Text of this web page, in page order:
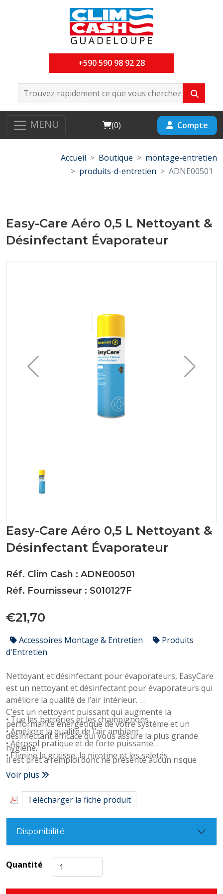
+590 590 98 92 28
MENU Cart
(0) Compte
Accueil Boutique
montage-entretien
produits-d-entretien
ADNE00501
Easy-Care Aéro 0,5 L Nettoyant &
Désinfectant Évaporateur
Easy-Care Aéro 0,5 L Nettoyant &
Désinfectant Évaporateur
Réf. Clim Cash : ADNE00501
Réf. Fournisseur : S010127F
€21,70
Accessoires Montage & Entretien
Produits
d'Entretien
Nettoyant et désinfectant pour évaporateurs, EasyCare
est un nettoyant et désinfectant pour évaporateurs qui
améliore la qualité de l’air intérieur.
C’est un nettoyant puissant qui augmente la
performance énergétique de votre système et un
désinfectant efficace qui vous assure la plus grande
hygiène.
Il est prêt à l’emploi donc ne présente aucun risque
d’erreur dans le dosage.
• Tue les bactéries et les champignons
• Améliore la qualité de l’air ambiant
• Aérosol pratique et de forte puissante
• Élimine la graisse, la nicotine et les saletés
Voir plus
Télécharger la fiche produit
Disponibilité
Quantité